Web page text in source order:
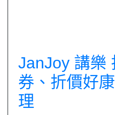
JanJoy 講樂
券、折價好
理